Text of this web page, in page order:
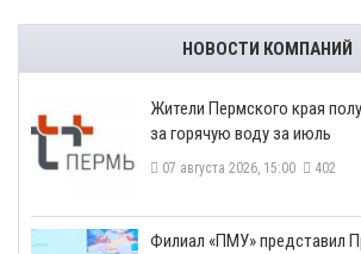
НОВОСТИ КОМПАНИЙ
​Жители Пермского края
за горячую воду за июль
07 августа 2026, 15:00 402
​Филиал «ПМУ» представил